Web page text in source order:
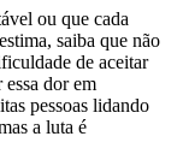
ou que cada
saiba que não
de aceitar
dor em
pessoas lidando
a luta é